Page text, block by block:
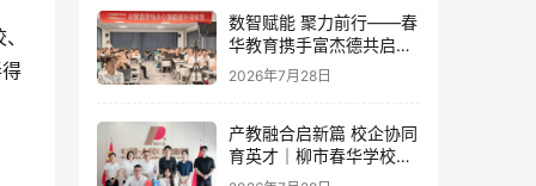
数智赋能 聚力前行——春
华教育携手富杰德共启AI
办公内训新篇章
2026年7月28日
产教融合启新篇 校企协同
育英才｜柳市春华学校与
人民电器集团成功签订战